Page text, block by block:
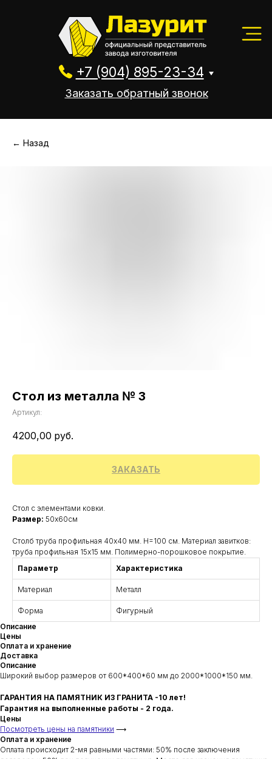
+7 (904) 895-23-34
Заказать обратный звонок
+7 (904) 895-23-34
Заказать обратный звонок
← Назад
Стол из металла № 3
Артикул:
4200,00 руб.
ЗАКАЗАТЬ
Стол с элементами ковки.
Размер: 50х60см
Столб труба профильная 40х40 мм. Н=100 см. Материал завитков:
труба профильная 15х15 мм. Полимерно-порошковое покрытие.
Параметр
Характеристика
Материал Металл
Форма
Фигурный
Описание
Цены
Оплата и хранение
Доставка
Описание
Широкий выбор размеров от 600*400*60 мм до 2000*1000*150 мм.
ГАРАНТИЯ НА ПАМЯТНИК ИЗ ГРАНИТА -10 лет!
Гарантия на выполненные работы - 2 года.
Цены
Посмотреть цены на памятники ⟶
Оплата и хранение
Оплата происходит 2-мя равными частями: 50% после заключения